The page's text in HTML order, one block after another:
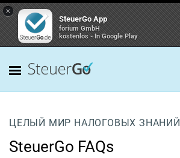
×
SteuerGo App
forium GmbH
kostenlos - In Google Play
ЦЕЛЫЙ МИР НАЛОГОВЫХ ЗНАНИЙ
SteuerGo FAQs